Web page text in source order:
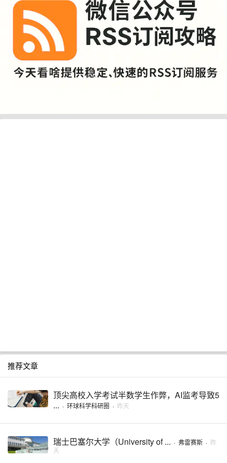
推荐文章
顶尖高校入学考试半数学生作弊，AI监考导致5
... · 环球科学科研圈 · 昨天
瑞士巴塞尔大学（University of ... · 弗雷赛斯 · 昨
天